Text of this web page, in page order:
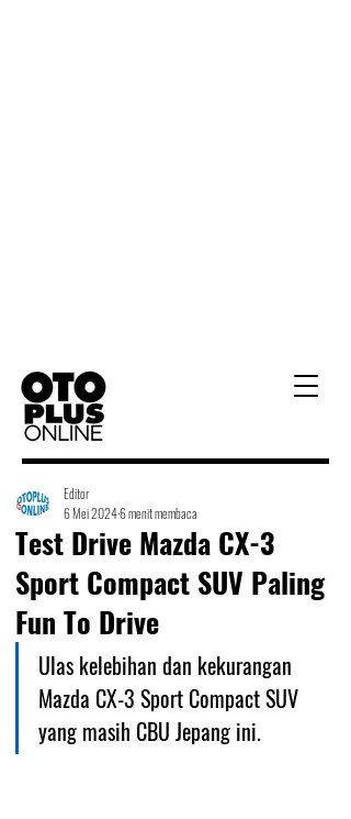
Test Drive Mazda CX-3
Sport Compact SUV Paling
Fun To Drive
Editor
6 Mei 20246 menit membaca
Ulas kelebihan dan kekurangan
Mazda CX-3 Sport Compact SUV
yang masih CBU Jepang ini.